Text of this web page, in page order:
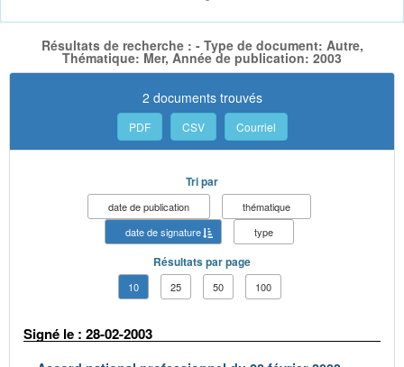
Résultats de recherche : - Type de document: Autre,
Thématique: Mer, Année de publication: 2003
2 documents trouvés
PDF CSV Courriel
Tri par
date de publication
thématique
date de signature
type
Résultats par page
10 25 50 100
Signé le : 28-02-2003